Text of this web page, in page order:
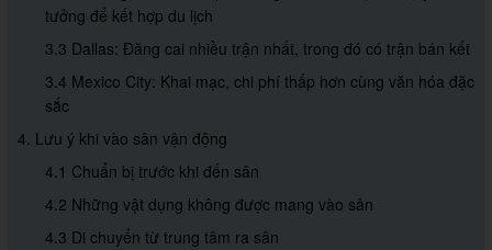
tưởng để kết hợp du lịch
3.3 Dallas: Đăng cai nhiều trận nhất, trong đó có trận bán kết
3.4 Mexico City: Khai mạc, chi phí thấp hơn cùng văn hóa đặc
sắc
4. Lưu ý khi vào sân vận động
4.1 Chuẩn bị trước khi đến sân
4.2 Những vật dụng không được mang vào sân
4.3 Di chuyển từ trung tâm ra sân